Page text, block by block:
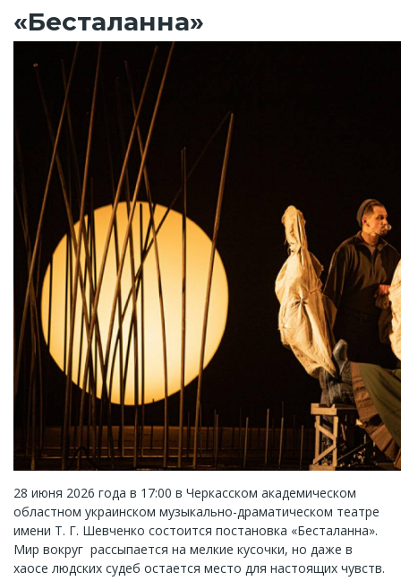
«Бесталанна»
28 июня 2026 года в 17:00 в Черкасском академическом
областном украинском музыкально-драматическом театре
имени Т. Г. Шевченко состоится постановка «Бесталанна».
Мир вокруг рассыпается на мелкие кусочки, но даже в
хаосе людских судеб остается место для настоящих чувств.